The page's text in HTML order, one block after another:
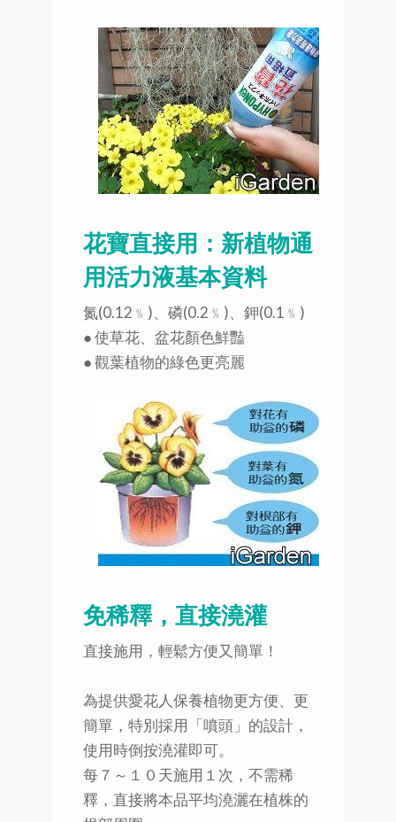
花寶直接用：新植物通
用活力液基本資料
氮(0.12﹪)、磷(0.2﹪)、鉀(0.1﹪)
● 使草花、盆花顏色鮮豔
● 觀葉植物的綠色更亮麗
免稀釋，直接澆灌
直接施用，輕鬆方便又簡單！
為提供愛花人保養植物更方便、更
簡單，特別採用「噴頭」的設計，
使用時倒按澆灌即可。
每７～１０天施用１次，不需稀
釋，直接將本品平均澆灑在植株的